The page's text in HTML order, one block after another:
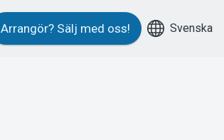
Arrangör? Sälj med oss! Svenska